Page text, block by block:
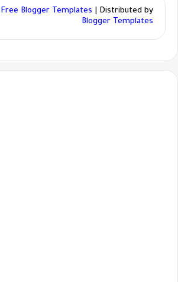
Free Blogger Templates | Distributed by
Blogger Templates